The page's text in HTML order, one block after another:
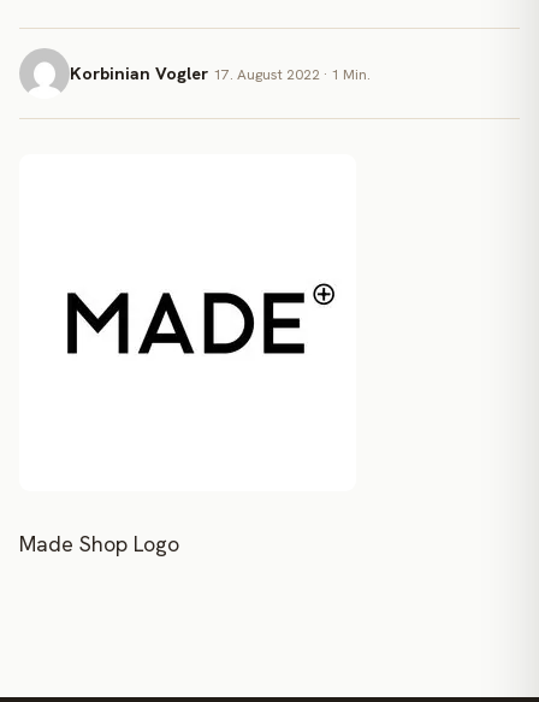
Korbinian Vogler 17. August 2022 · 1 Min.
Made Shop Logo